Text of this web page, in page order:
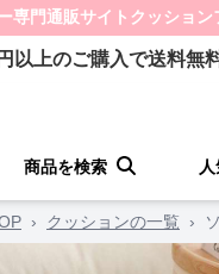
専門通販サイト クッション
以上のご購入で送料無
商品を検索
› クッションの一覧 ›